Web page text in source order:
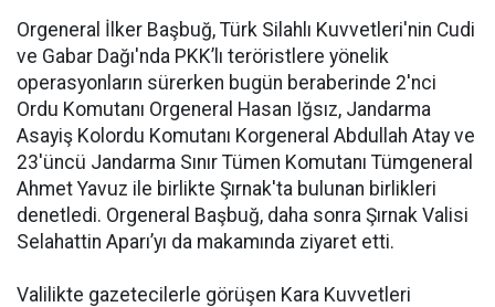
Orgeneral İlker Başbuğ, Türk Silahlı Kuvvetleri'nin Cudi
ve Gabar Dağı'nda PKK’lı teröristlere yönelik
operasyonların sürerken bugün beraberinde 2'nci
Ordu Komutanı Orgeneral Hasan Iğsız, Jandarma
Asayiş Kolordu Komutanı Korgeneral Abdullah Atay ve
23'üncü Jandarma Sınır Tümen Komutanı Tümgeneral
Ahmet Yavuz ile birlikte Şırnak'ta bulunan birlikleri
denetledi. Orgeneral Başbuğ, daha sonra Şırnak Valisi
Selahattin Aparı’yı da makamında ziyaret etti.
Valilikte gazetecilerle görüşen Kara Kuvvetleri